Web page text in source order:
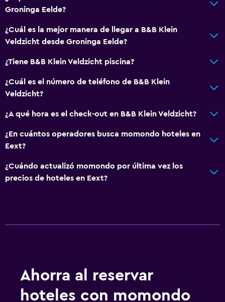
Groninga Eelde?
¿Cuál es la mejor manera de llegar a B&B Klein
Veldzicht desde Groninga Eelde?
¿Tiene B&B Klein Veldzicht piscina?
¿Cuál es el número de teléfono de B&B Klein
Veldzicht?
¿A qué hora es el check-out en B&B Klein Veldzicht?
¿En cuántos operadores busca momondo hoteles en
Eext?
¿Cuándo actualizó momondo por última vez los
precios de hoteles en Eext?
Ahorra al reservar
hoteles con momondo